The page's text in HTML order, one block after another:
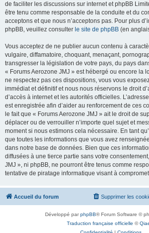
de faciliter les discussions sur internet et phpBB
être tenu comme responsable de la conduite et du
acceptons et que nous n’acceptons pas. Pour plus
phpBB, veuillez consulter le site de phpBB (en
Vous acceptez de ne publier aucun contenu à
vulgaire, diffamatoire, choquant, menaçant,
transgresser la législation de votre pays, du pays
« Forums Aerozone JMJ » est hébergé ou encore la
ne respectez pas ces dispositions, vous vous
immédiat et définitif et nous nous réservons le droit
d’accès à internet et les autorités officielles.
est enregistrée afin d’aider au renforcement de ces
le fait que « Forums Aerozone JMJ » ait le droit de
déplacer ou de verrouiller n’importe quel sujet et
moment si nous estimons cela nécessaire. En tant
que toutes les informations que vous avez
dans notre base de données. Bien que ces
diffusées à une tierce partie sans votre
JMJ », ni phpBB, ne pourront être tenus comme
tentative de piratage informatique visant à
Accueil du forum Supprimer les
Développé parphpBB® Forum Software ©
Traduction française officielle ©